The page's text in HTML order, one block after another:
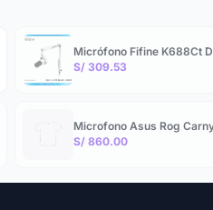
Micrófono Fifine K688Ct
S/ 309.53
Microfono Asus Rog
S/ 860.00